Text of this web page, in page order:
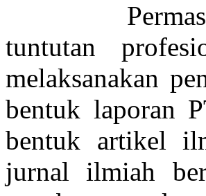
tuntutan
melaksanakan
bentuk laporan
bentuk artikel
jurnal ilmiah